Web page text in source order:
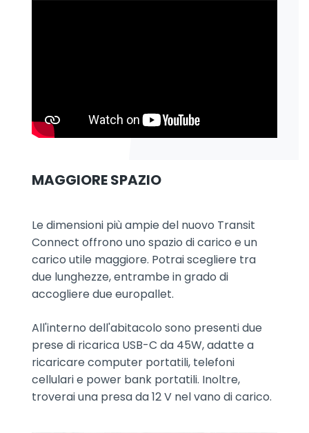
MAGGIORE SPAZIO
Le dimensioni più ampie del nuovo Transit
Connect offrono uno spazio di carico e un
carico utile maggiore. Potrai scegliere tra
due lunghezze, entrambe in grado di
accogliere due europallet.
All'interno dell'abitacolo sono presenti due
prese di ricarica USB-C da 45W, adatte a
ricaricare computer portatili, telefoni
cellulari e power bank portatili. Inoltre,
troverai una presa da 12 V nel vano di carico.